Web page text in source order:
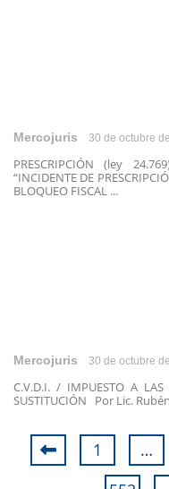
Mercojuris 30 de octubre
PRESCRIPCIÓN (ley
“INCIDENTE DE
BLOQUEO FISCAL ...
Mercojuris 30 de octubre
C.V.D.I. / IMPUESTO A
SUSTITUCIÓN Por Lic.
1 …